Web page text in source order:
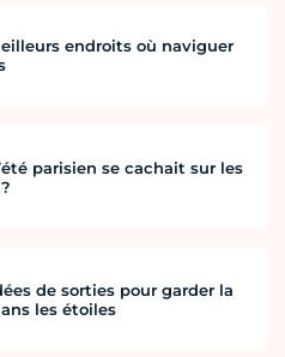
endroits où naviguer
parisien se cachait sur les
de sorties pour garder la
les étoiles